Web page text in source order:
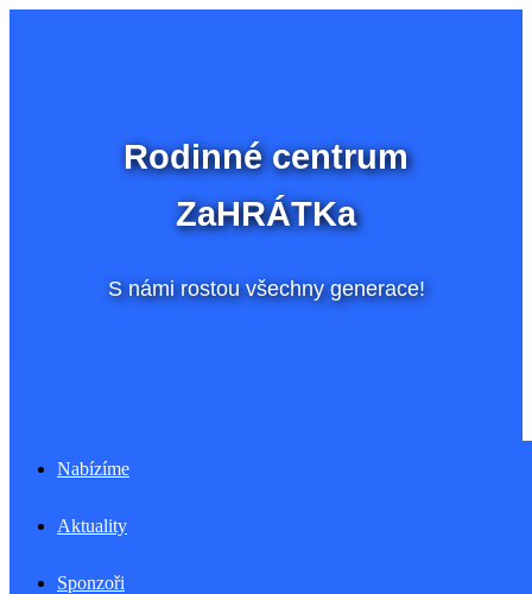
Rodinné centrum
ZaHRÁTKa
S námi rostou všechny generace!
Nabízíme
Aktuality
Sponzoři